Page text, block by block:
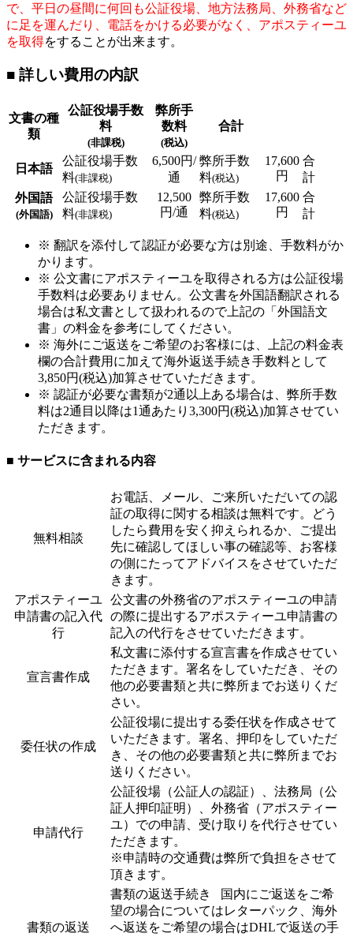
で、平日の昼間に何回も公証役場、地方法務局、外務省など
に足を運んだり、電話をかける必要がなく、アポスティーユ
を取得をすることが出来ます。
■ 詳しい費用の内訳
文書の種
類
公証役場手数
料
(非課税)
弊所手
数料
(税込)
合計
日本語
公証役場手数
料(非課税)
6,500円/
通
弊所手数
料(税込)
17,600
円
合
計
外国語
(外国語)
公証役場手数
料(非課税)
12,500
円/通
弊所手数
料(税込)
17,600
円
合
計
※ 翻訳を添付して認証が必要な方は別途、手数料がか
かります。
※ 公文書にアポスティーユを取得される方は公証役場
手数料は必要ありません。公文書を外国語翻訳される
場合は私文書として扱われるので上記の「外国語文
書」の料金を参考にしてください。
※ 海外にご返送をご希望のお客様には、上記の料金表
欄の合計費用に加えて海外返送手続き手数料として
3,850円(税込)加算させていただきます。
※ 認証が必要な書類が2通以上ある場合は、弊所手数
料は2通目以降は1通あたり3,300円(税込)加算させてい
ただきます。
■ サービスに含まれる内容
無料相談
お電話、メール、ご来所いただいての認
証の取得に関する相談は無料です。どう
したら費用を安く抑えられるか、ご提出
先に確認してほしい事の確認等、お客様
の側にたってアドバイスをさせていただ
きます。
アポスティーユ
申請書の記入代
行
公文書の外務省のアポスティーユの申請
の際に提出するアポスティーユ申請書の
記入の代行をさせていただきます。
宣言書作成
私文書に添付する宣言書を作成させてい
ただきます。署名をしていただき、その
他の必要書類と共に弊所までお送りくだ
さい。
委任状の作成
公証役場に提出する委任状を作成させて
いただきます。署名、押印をしていただ
き、その他の必要書類と共に弊所までお
送りください。
申請代行
公証役場（公証人の認証）、法務局（公
証人押印証明）、外務省（アポスティー
ユ）での申請、受け取りを代行させてい
ただきます。
※申請時の交通費は弊所で負担をさせて
頂きます。
書類の返送
書類の返送手続き 国内にご返送をご希
望の場合についてはレターパック、海外
へ返送をご希望の場合はDHLで返送の手